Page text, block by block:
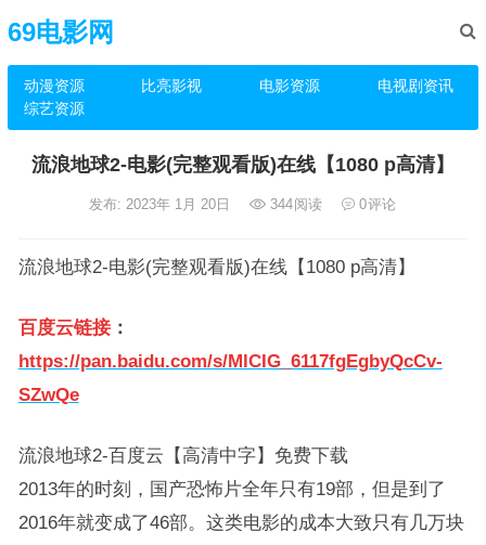
69电影网
动漫资源 比亮影视 电影资源
电视剧资讯
综艺资源
流浪地球2-电影(完整观看版)在线【1080 p高清】
发布: 2023年 1月 20日 344阅读 0评论
流浪地球2-电影(完整观看版)在线【1080 p高清】
百度云链接：
https://pan.baidu.com/s/MlCIG_6117fgEgbyQcCv-
SZwQe
流浪地球2-百度云【高清中字】免费下载
2013年的时刻，国产恐怖片全年只有19部，但是到了
2016年就变成了46部。这类电影的成本大致只有几万块